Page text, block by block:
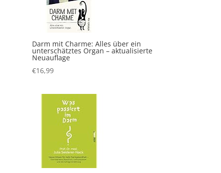
Darm mit Charme: Alles über ein
unterschätztes Organ – aktualisierte
Neuauflage
€16,99